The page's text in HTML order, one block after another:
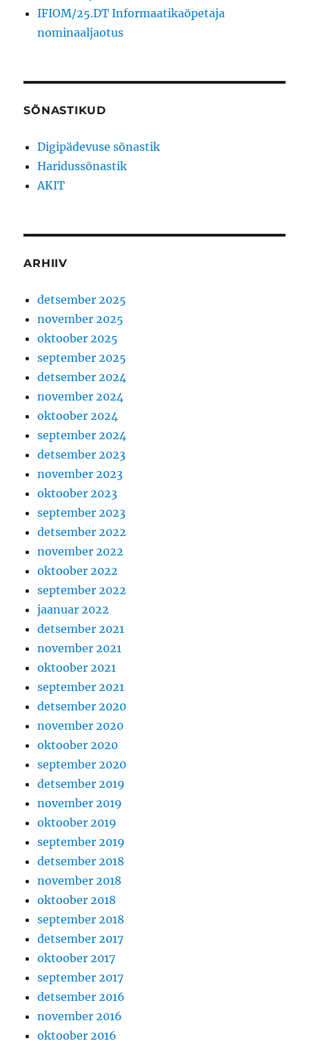
IFIOM/25.DT Informaatikaõpetaja
nominaaljaotus
SÕNASTIKUD
Digipädevuse sõnastik
Haridussõnastik
AKIT
ARHIIV
detsember 2025
november 2025
oktoober 2025
september 2025
detsember 2024
november 2024
oktoober 2024
september 2024
detsember 2023
november 2023
oktoober 2023
september 2023
detsember 2022
november 2022
oktoober 2022
september 2022
jaanuar 2022
detsember 2021
november 2021
oktoober 2021
september 2021
detsember 2020
november 2020
oktoober 2020
september 2020
detsember 2019
november 2019
oktoober 2019
september 2019
detsember 2018
november 2018
oktoober 2018
september 2018
detsember 2017
oktoober 2017
september 2017
detsember 2016
november 2016
oktoober 2016